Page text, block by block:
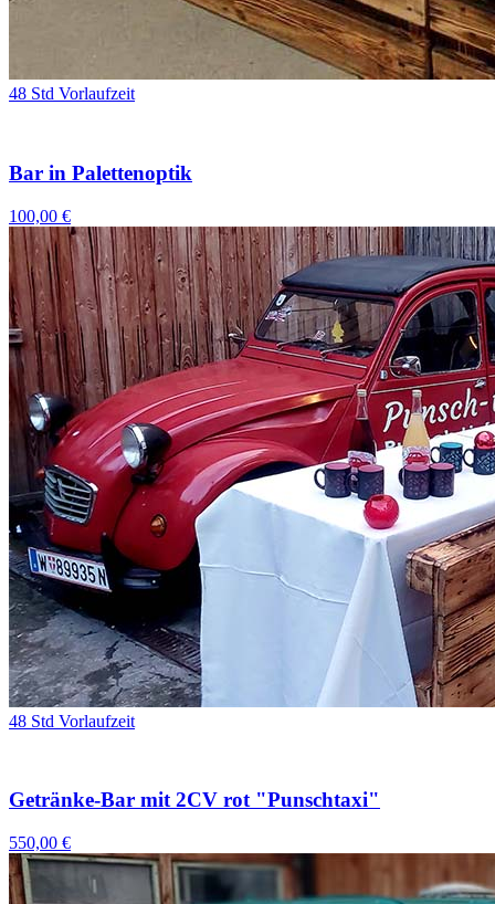
48 Std Vorlaufzeit
Bar in Palettenoptik
100,00 €
48 Std Vorlaufzeit
Getränke-Bar mit 2CV rot "Punschtaxi"
550,00 €